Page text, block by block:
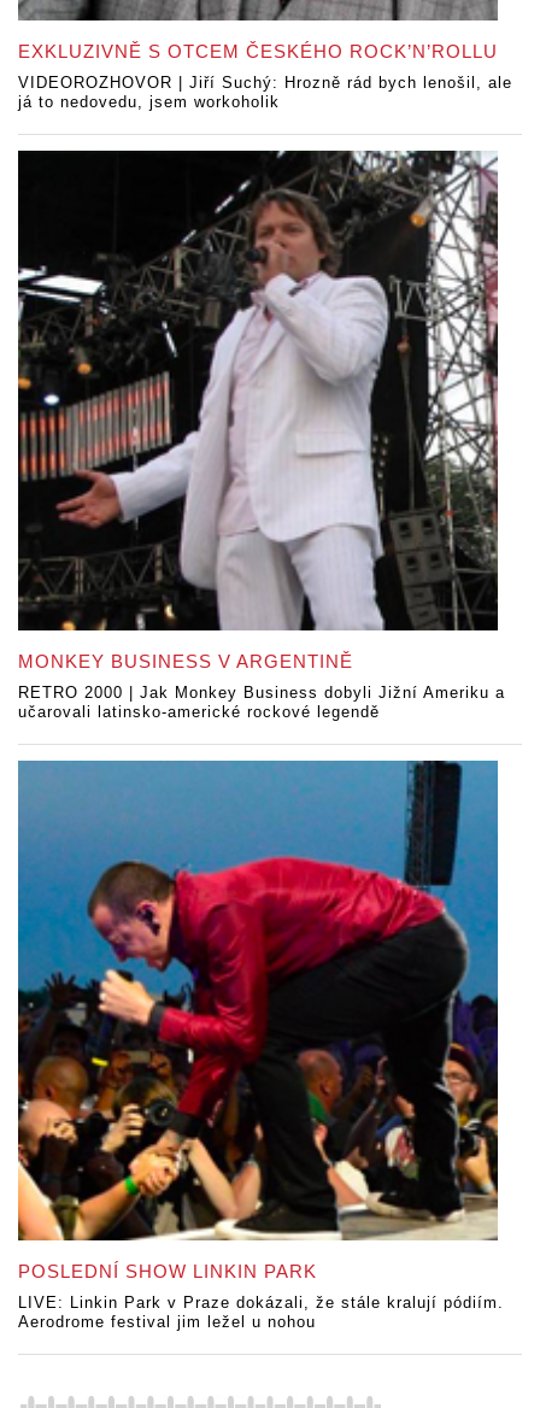
EXKLUZIVNĚ S OTCEM ČESKÉHO ROCK’N’ROLLU
VIDEOROZHOVOR | Jiří Suchý: Hrozně rád bych lenošil, ale
já to nedovedu, jsem workoholik
MONKEY BUSINESS V ARGENTINĚ
RETRO 2000 | Jak Monkey Business dobyli Jižní Ameriku a
učarovali latinsko-americké rockové legendě
POSLEDNÍ SHOW LINKIN PARK
LIVE: Linkin Park v Praze dokázali, že stále kralují pódiím.
Aerodrome festival jim ležel u nohou